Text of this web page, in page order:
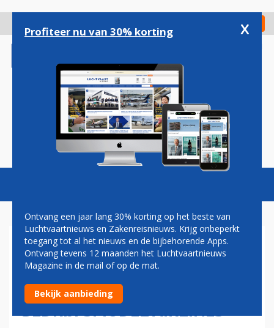
gaan
Check in
Magazine Podcasts Vacatures
MILIEUCLUBS WILLEN
NACHTSLOT OP SCHIPHOL:
ONDERMIJNING VAN
BEDRIJFSMODEL AIRLINES
Profiteer nu van 30% korting x
Ontvang een jaar lang 30% korting op het beste van
Luchtvaartnieuws en Zakenreisnieuws. Krijg onbeperkt
toegang tot al het nieuws en de bijbehorende Apps.
Ontvang tevens 12 maanden het Luchtvaartnieuws
Magazine in de mail of op de mat.
Bekijk aanbieding